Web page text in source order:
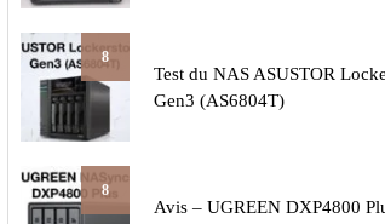
8
Test du NAS ASUSTOR
Gen3 (AS6804T)
8
Avis – UGREEN DXP4800